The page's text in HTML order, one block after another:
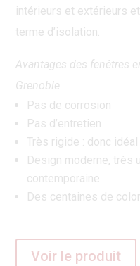
intérieurs et extérieurs
terme d’isolation.
Avantages des fenêtres
Grenoble
Pas de corrosion
Pas d’entretien
Très rigide : donc
Design moderne, très
contemporaine
Des centaines de
Voir le produit